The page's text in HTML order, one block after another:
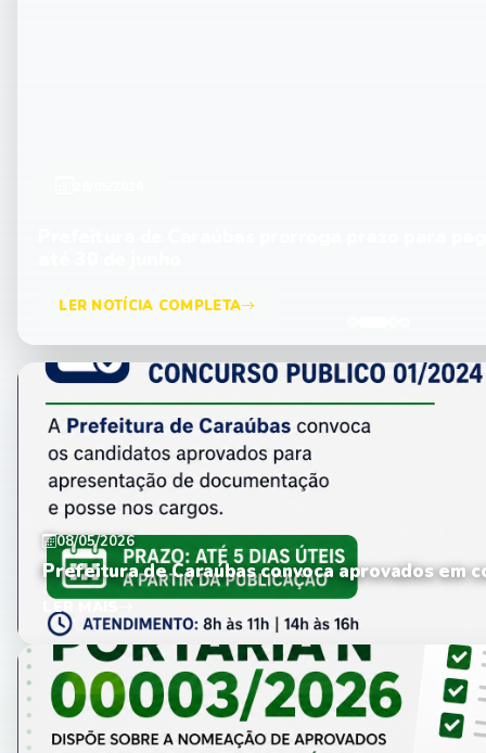
LER NOTÍCIA COMPLETA
08/05/2026
Prefeitura de Caraúbas convoca aprovados em
LER MAIS